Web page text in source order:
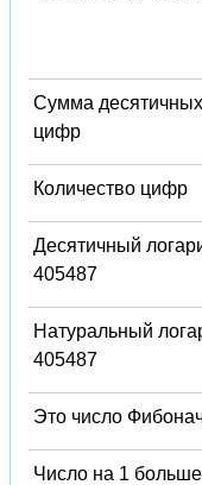
Сумма десятичных
цифр
Количество цифр
Десятичный
405487
Натуральный
405487
Это число
Число на 1 больше